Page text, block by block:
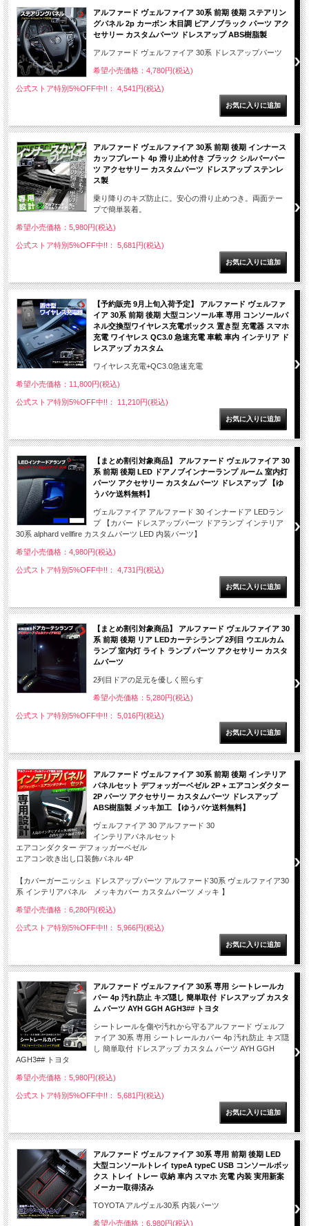
アルファード ヴェルファイア 30系 前期 後期 ステアリン
グパネル 2p カーボン 木目調 ピアノブラック パーツ アク
セサリー カスタムパーツ ドレスアップ ABS樹脂製
アルファード ヴェルファイア 30系 ドレスアップパーツ
希望小売価格：4,780円(税込)
公式ストア特別5%OFF中!!： 4,541円(税込)
アルファード ヴェルファイア 30系 前期 後期 インナース
カッフプレート 4p 滑り止め付き ブラック シルバーパー
ツ アクセサリー カスタムパーツ ドレスアップ ステンレ
ス製
乗り降りのキズ防止に。安心の滑り止めつき。両面テー
プで簡単装着。
希望小売価格：5,980円(税込)
公式ストア特別5%OFF中!!： 5,681円(税込)
【予約販売 9月上旬入荷予定】 アルファード ヴェルファ
イア 30系 前期 後期 大型コンソール車 専用 コンソールパ
ネル交換型ワイヤレス充電ボックス 置き型 充電器 スマホ
充電 ワイヤレス QC3.0 急速充電 車載 車内 インテリア ド
レスアップ カスタム
ワイヤレス充電+QC3.0急速充電
希望小売価格：11,800円(税込)
公式ストア特別5%OFF中!!： 11,210円(税込)
【まとめ割引対象商品】 アルファード ヴェルファイア 30
系 前期 後期 LED ドアノブインナーランプ ルーム 室内灯
パーツ アクセサリー カスタムパーツ ドレスアップ 【ゆ
うパケ送料無料】
ヴェルファイア アルファード 30 インナードア LEDラン
プ 【カバー ドレスアップパーツ ドアランプ インテリア
30系 alphard vellfire カスタムパーツ LED 内装パーツ】
希望小売価格：4,980円(税込)
公式ストア特別5%OFF中!!： 4,731円(税込)
【まとめ割引対象商品】 アルファード ヴェルファイア 30
系 前期 後期 リア LEDカーテシランプ 2列目 ウエルカム
ランプ 室内灯 ライト ランプ パーツ アクセサリー カスタ
ムパーツ
2列目ドアの足元を優しく照らす
希望小売価格：5,280円(税込)
公式ストア特別5%OFF中!!： 5,016円(税込)
アルファード ヴェルファイア 30系 前期 後期 インテリア
パネルセット デフォッガーベゼル 2P + エアコンダクター
2P パーツ アクセサリー カスタムパーツ ドレスアップ
ABS樹脂製 メッキ加工 【ゆうパケ送料無料】
ヴェルファイア 30 アルファード 30
インテリアパネルセット
エアコンダクター デフォッガーベゼル
エアコン吹き出し口装飾パネル 4P
【カバーガーニッシュ ドレスアップパーツ アルファード30系 ヴェルファイア30
系 インテリアパネル メッキカバー カスタムパーツ メッキ 】
希望小売価格：6,280円(税込)
公式ストア特別5%OFF中!!： 5,966円(税込)
アルファード ヴェルファイア 30系 専用 シートレールカ
バー 4p 汚れ防止 キズ隠し 簡単取付 ドレスアップ カスタ
ム パーツ AYH GGH AGH3## トヨタ
シートレールを傷や汚れから守るアルファード ヴェルフ
ァイア 30系 専用 シートレールカバー 4p 汚れ防止 キズ隠
し 簡単取付 ドレスアップ カスタム パーツ AYH GGH
AGH3## トヨタ
希望小売価格：5,980円(税込)
公式ストア特別5%OFF中!!： 5,681円(税込)
アルファード ヴェルファイア 30系 専用 前期 後期 LED
大型コンソールトレイ typeA typeC USB コンソールボッ
クス トレイ トレー 収納 車内 スマホ 充電 内装 実用新案
メーカー取得済み
TOYOTA アルヴェル30系 内装パーツ
希望小売価格：6,980円(税込)